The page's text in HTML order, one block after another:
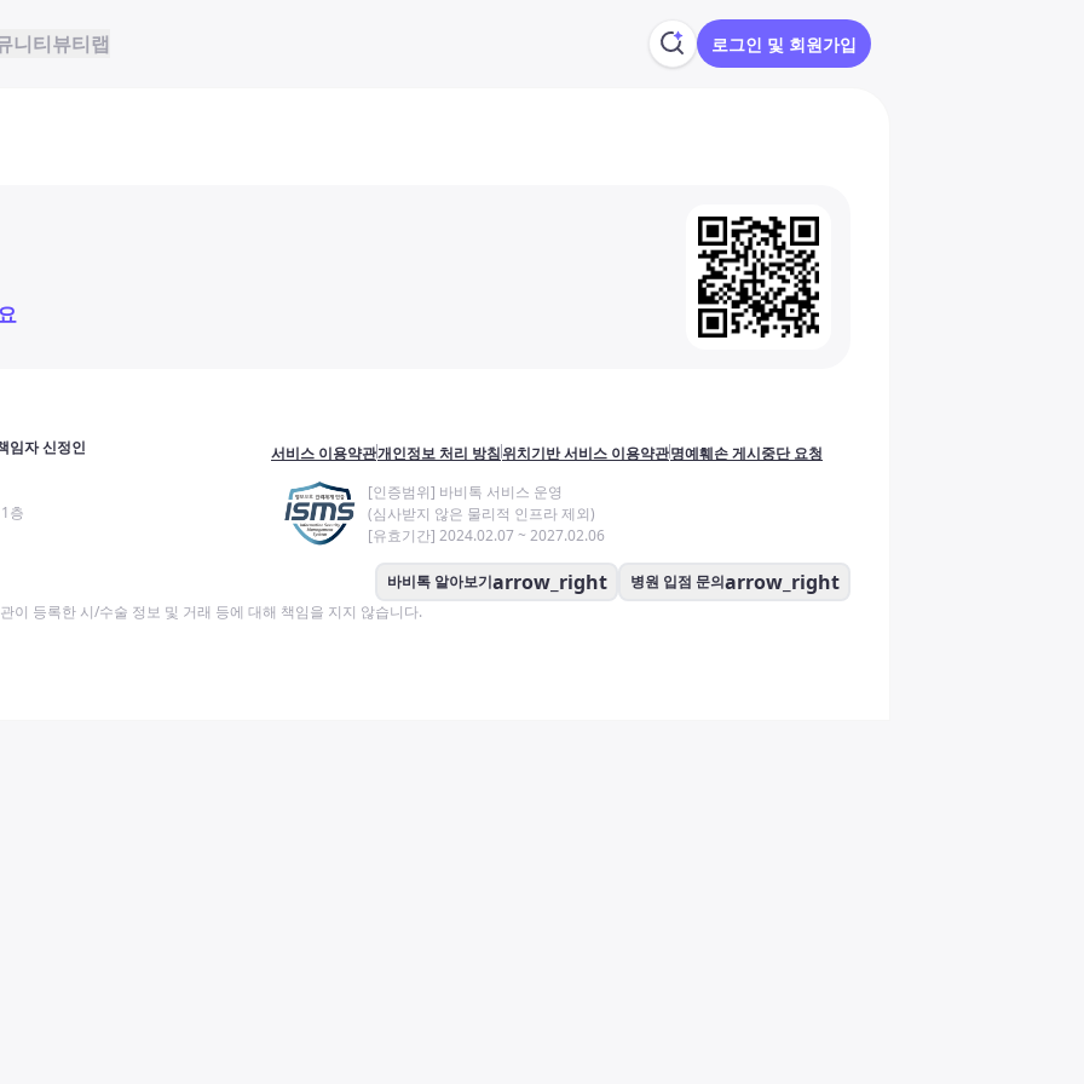
니티뷰티랩 로그인 및 회원가입
임자 신정인
층
서비스 이용약관개인정보 처리 방침위치기반 서비스 이용약관명예훼손 게시중단 요청
[인증범위] 바비톡 서비스 운영
(심사받지 않은 물리적 인프라 제외)
[유효기간] 2024.02.07 ~ 2027.02.06
바비톡 알아보기arrow_right 병원 입점 문의arrow_right
이 등록한 시/수술 정보 및 거래 등에 대해 책임을 지지 않습니다.